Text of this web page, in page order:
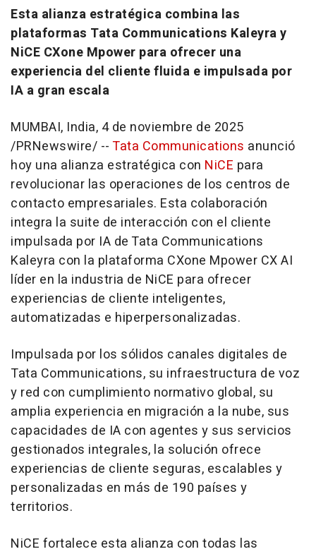
Esta alianza estratégica combina las
plataformas Tata Communications Kaleyra y
NiCE CXone Mpower para ofrecer una
experiencia del cliente fluida e impulsada por
IA a gran escala
MUMBAI, India, 4 de noviembre de 2025
/PRNewswire/ --Tata Communications anunció
hoy una alianza estratégica con NiCE para
revolucionar las operaciones de los centros de
contacto empresariales. Esta colaboración
integra la suite de interacción con el cliente
impulsada por IA de Tata Communications
Kaleyra con la plataforma CXone Mpower CX AI
líder en la industria de NiCE para ofrecer
experiencias de cliente inteligentes,
automatizadas e hiperpersonalizadas.
Impulsada por los sólidos canales digitales de
Tata Communications, su infraestructura de voz
y red con cumplimiento normativo global, su
amplia experiencia en migración a la nube, sus
capacidades de IA con agentes y sus servicios
gestionados integrales, la solución ofrece
experiencias de cliente seguras, escalables y
personalizadas en más de 190 países y
territorios.
NiCE fortalece esta alianza con todas las